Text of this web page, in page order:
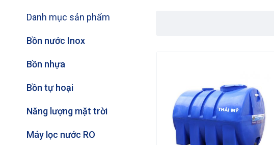
Danh mục sản phẩm
Bồn nước Inox
Bồn nhựa
Bồn tự hoại
Năng lượng mặt trời
Máy lọc nước RO